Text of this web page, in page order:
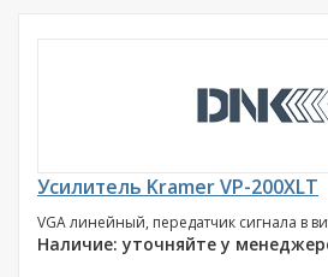
Усилитель Kramer VP-200XLT
VGA линейный, передатчик сигнала в
Наличие: уточняйте у